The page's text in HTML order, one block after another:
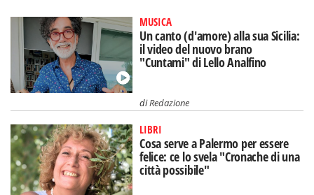
MUSICA
Un canto (d'amore) alla sua Sicilia:
il video del nuovo brano
"Cuntami" di Lello Analfino
diRedazione
LIBRI
Cosa serve a Palermo per essere
felice: ce lo svela "Cronache di una
città possibile"